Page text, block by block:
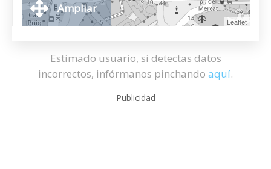
Leaflet
Ampliar
Estimado usuario, si detectas datos
incorrectos, infórmanos pinchando aquí.
Publicidad